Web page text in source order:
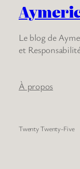
Le blog de
et
À propos
Twenty Twenty-Five